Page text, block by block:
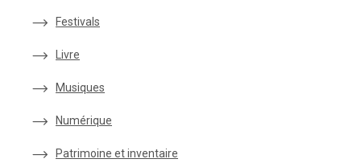
Festivals
Livre
Musiques
Numérique
Patrimoine et inventaire